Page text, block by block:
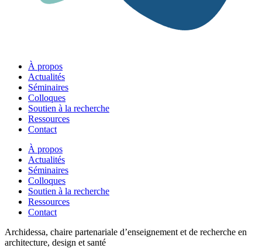
À propos
Actualités
Séminaires
Colloques
Soutien à la recherche
Ressources
Contact
À propos
Actualités
Séminaires
Colloques
Soutien à la recherche
Ressources
Contact
Archidessa, chaire partenariale d’enseignement et de recherche en
architecture, design et santé